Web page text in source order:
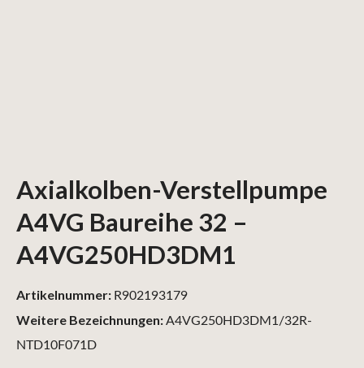
Axialkolben-Verstellpumpe
A4VG Baureihe 32 –
A4VG250HD3DM1
Weitere Bezeichnungen:A4VG250HD3DM1/32R-
NTD10F071D
Artikelnummer: R902193179